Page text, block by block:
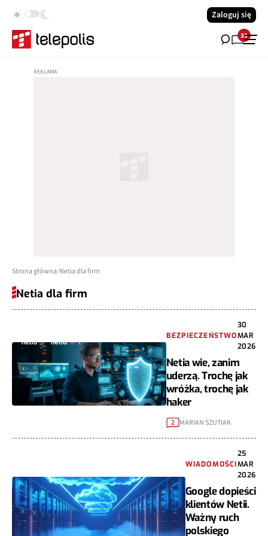
Zaloguj się
33
Strona główna Netia dla firm
Netia dla firm
BEZPIECZEŃSTWO
30
MAR
2026
Netia wie, zanim
uderzą. Trochę jak
wróżka, trochę jak
haker
2 MARIAN SZUTIAK
WIADOMOŚCI
25
MAR
2026
Google dopieści
klientów Netii.
Ważny ruch
polskiego